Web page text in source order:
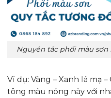
Nguyên tắc phối màu
Ví dụ: Vàng – Xanh lá mạ
tông màu nóng này với